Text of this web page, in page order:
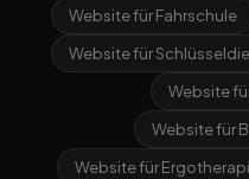
Website für Fahrschule
Website für
Website
Website für
Website für